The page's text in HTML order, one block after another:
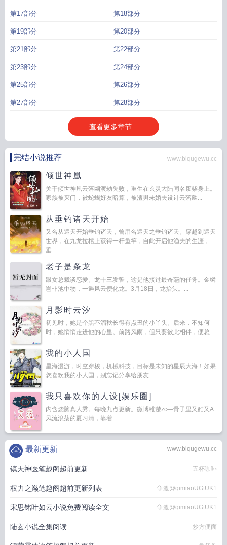
第17部分 第18部分
第19部分 第20部分
第21部分 第22部分
第23部分 第24部分
第25部分 第26部分
第27部分 第28部分
查看更多章节...
完结小说推荐 www.biqugewu.cc
倾世神凰
关于倾世神凰云落幽渡劫失败，重生在玄灵大陆同名废柴身上。
家族被灭门，被蛇蝎好友暗算，被渣男未婚夫设计云落幽...
从垂钓诸天开始
又名从遮天开始垂钓诸天，曾用名遮天之垂钓诸天。穿越到遮天
世界，在九龙拉棺上获得一杆鱼竿，自此开启他渔夫的生涯，
垂...
老子是条龙
跟女总裁谈恋爱。龙十三发誓，这是他接过最奇葩的任务。金鳞
岂非池中物，一遇风云便化龙。3月18日，龙抬头。...
月影时云汐
初见时，她是个黑不溜秋长得有点丑的小丫头。后来，不知何
时，她悄悄走进他的心里。前路风雨，但只要彼此相伴，便总...
我的小人国
星海漫游，时空穿梭，机械科技，目标是未知的星辰大海！如果
您喜欢我的小人国，别忘记分享给朋友...
我只喜欢你的人设[娱乐圈]
内含烧脑真人秀。每晚九点更新。微博稚楚zc—骨子里又酷又A
风流浪荡的夏习清，靠着...
www.biqugewu.cc
最新更新
镇天神医笔趣阁超前更新 五杯咖啡
权力之巅笔趣阁超前更新列表 争渡@qimiaoUGtUK1
宋思铭叶如云小说免费阅读全文 争渡@qimiaoUGtUK1
陆玄小说全集阅读 炒方便面